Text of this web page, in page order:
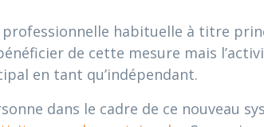
habituelle à titre
de cette mesure mais
en tant qu’indépendant.
dans le cadre de ce nouveau